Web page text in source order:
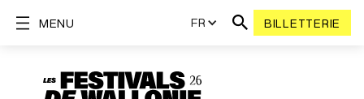
FR BILLETTERIE
MENU